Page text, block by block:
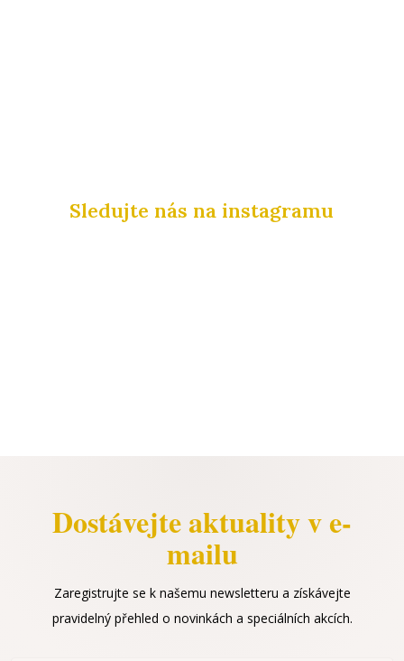
Sledujte nás na instagramu
Dostávejte aktuality v e-
mailu
Zaregistrujte se k našemu newsletteru a získávejte
pravidelný přehled o novinkách a speciálních akcích.